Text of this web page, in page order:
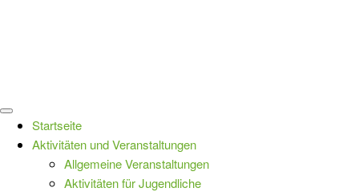
Startseite
Aktivitäten und Veranstaltungen
Allgemeine Veranstaltungen
Aktivitäten für Jugendliche